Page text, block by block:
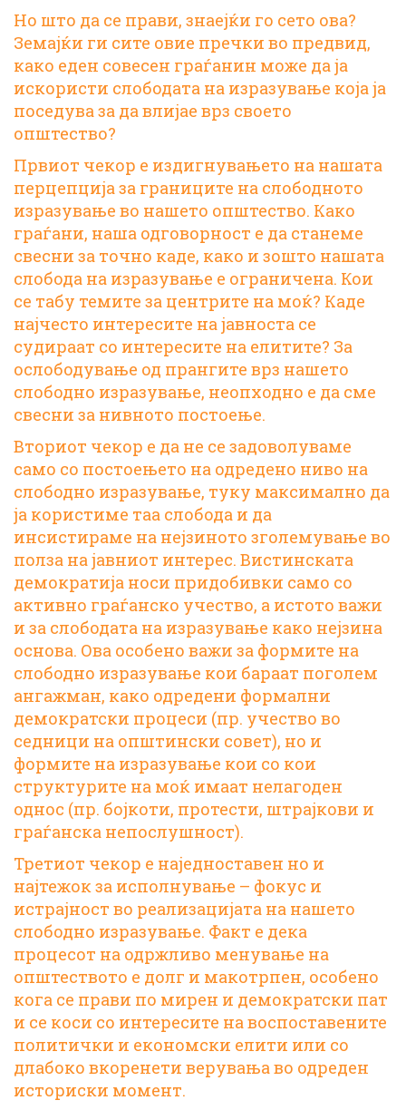
Но што да се прави, знаејќи го сето ова?
Земајќи ги сите овие пречки во предвид,
како еден совесен граѓанин може да ја
искористи слободата на изразување која ја
поседува за да влијае врз своето
општество?
Првиот чекор е издигнувањето на нашата
перцепција за границите на слободното
изразување во нашето општество. Како
граѓани, наша одговорност е да станеме
свесни за точно каде, како и зошто нашата
слобода на изразување е ограничена. Кои
се табу темите за центрите на моќ? Каде
најчесто интересите на јавноста се
судираат со интересите на елитите? За
ослободување од прангите врз нашето
слободно изразување, неопходно е да сме
свесни за нивното постоење.
Вториот чекор е да не се задоволуваме
само со постоењето на одредено ниво на
слободно изразување, туку максимално да
ја користиме таа слобода и да
инсистираме на нејзиното зголемување во
полза на јавниот интерес. Вистинската
демократија носи придобивки само со
активно граѓанско учество, а истото важи
и за слободата на изразување како нејзина
основа. Ова особено важи за формите на
слободно изразување кои бараат поголем
ангажман, како одредени формални
демократски процеси (пр. учество во
седници на општински совет), но и
формите на изразување кои со кои
структурите на моќ имаат нелагоден
однос (пр. бојкоти, протести, штрајкови и
граѓанска непослушност).
Третиот чекор е наједноставен но и
најтежок за исполнување – фокус и
истрајност во реализацијата на нашето
слободно изразување. Факт е дека
процесот на одржливо менување на
општеството е долг и макотрпен, особено
кога се прави по мирен и демократски пат
и се коси со интересите на воспоставените
политички и економски елити или со
длабоко вкоренети верувања во одреден
историски момент.